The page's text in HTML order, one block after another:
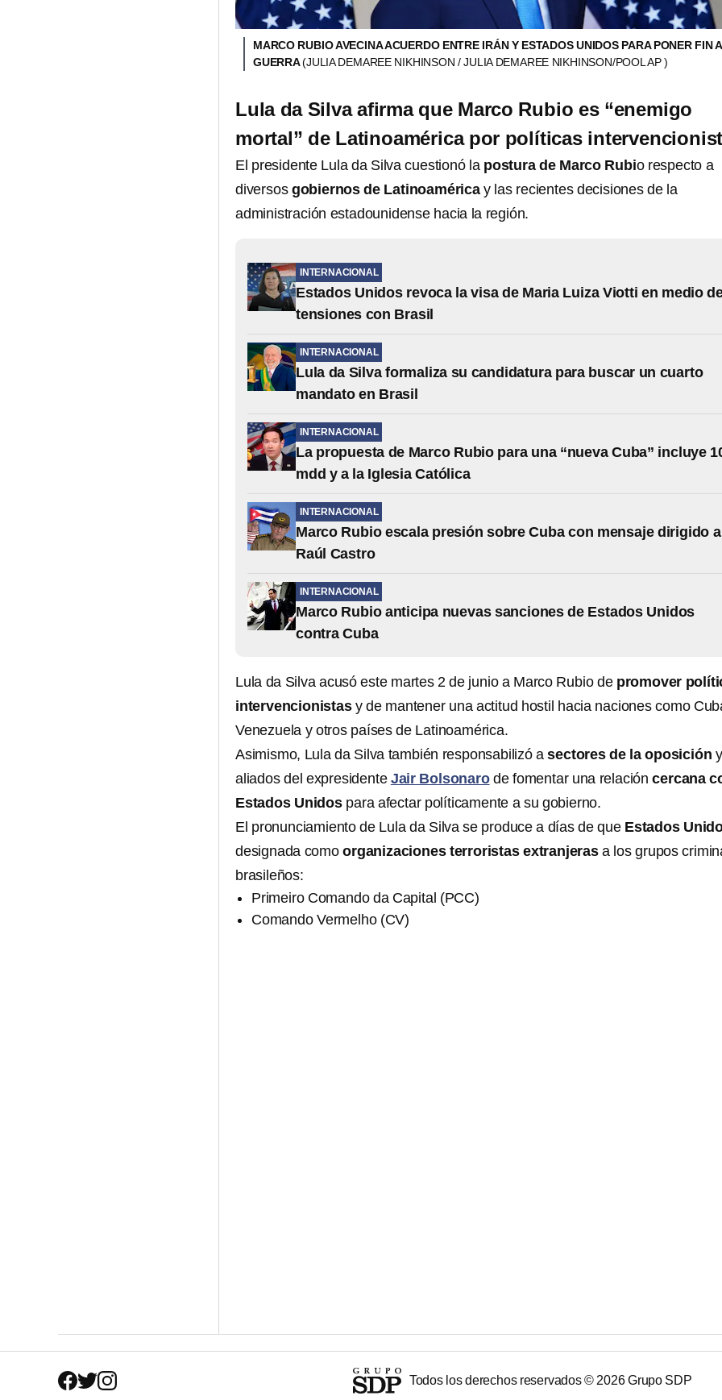
MARCO RUBIO AVECINA ACUERDO ENTRE IRÁN Y ESTADOS UNIDOS PARA PONER FIN
GUERRA(JULIA DEMAREE NIKHINSON / JULIA DEMAREE NIKHINSON/POOL AP )
Lula da Silva afirma que Marco Rubio es “enemigo
mortal” de Latinoamérica por políticas
El presidente Lula da Silva cuestionó la postura de Marco Rubio respecto a
diversos gobiernos de Latinoaméricay las recientes decisiones de la
administración estadounidense hacia la región.
INTERNACIONAL
Estados Unidos revoca la visa de Maria Luiza Viotti en medio
tensiones con Brasil
INTERNACIONAL
Lula da Silva formaliza su candidatura para buscar un cuarto
mandato en Brasil
INTERNACIONAL
La propuesta de Marco Rubio para una “nueva Cuba” incluye
mdd y a la Iglesia Católica
INTERNACIONAL
Marco Rubio escala presión sobre Cuba con mensaje dirigido a
Raúl Castro
INTERNACIONAL
Marco Rubio anticipa nuevas sanciones de Estados Unidos
contra Cuba
Lula da Silva acusó este martes 2 de junio a Marco Rubio de promover
intervencionistasy de mantener una actitud hostil hacia naciones como
Venezuela y otros países de Latinoamérica.
Asimismo, Lula da Silva también responsabilizó asectores de la oposición y
aliados del expresidente Jair Bolsonarode fomentar una relacióncercana
Estados Unidospara afectar políticamente a su gobierno.
El pronunciamiento de Lula da Silva se produce a días de que Estados
designada comoorganizaciones terroristas extranjerasa los grupos
brasileños:
Primeiro Comando da Capital (PCC)
Comando Vermelho (CV)
Todos los derechos reservados © 2026Grupo SDP